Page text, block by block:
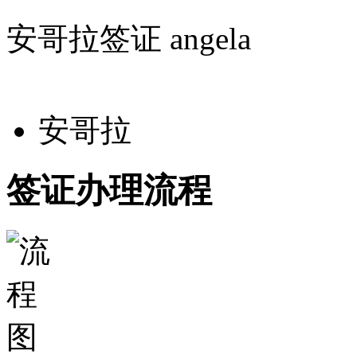
安哥拉签证 angela
安哥拉
签证办理流程